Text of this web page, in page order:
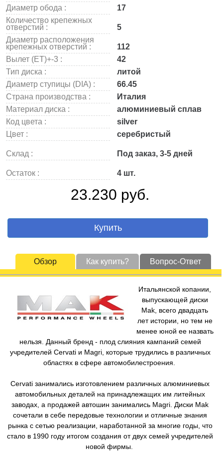
Диаметр обода :
17
Количество крепежных
отверстий :
5
Диаметр расположения
крепежных отверстий :
112
Вылет (ET)+-3 :
42
Тип диска :
литой
Диаметр ступицы (DIA) :
66.45
Страна производства :
Италия
Материал диска :
алюминиевый сплав
Код цвета :
silver
Цвет :
серебристый
Склад : Под заказ, 3-5 дней
Остаток : 4 шт.
23.230 руб.
Купить
Обзор Как купить? Вопрос-Ответ
Итальянской копании,
выпускающей диски
Mak, всего двадцать
лет истории, но тем не
менее юной ее назвать
нельзя. Данный бренд - плод слияния кампаний семей
учредителей Cervati и Magri, которые трудились в различных
областях в сфере автомобилестроения.
Cervati занимались изготовлением различных алюминиевых
автомобильных деталей на принадлежащих им литейных
заводах, а продажей автошин занимались Magri. Диски Mak
сочетали в себе передовые технологии и отличные знания
рынка с сетью реализации, наработанной за многие годы, что
стало в 1990 году итогом создания от двух семей учредителей
новой фирмы.